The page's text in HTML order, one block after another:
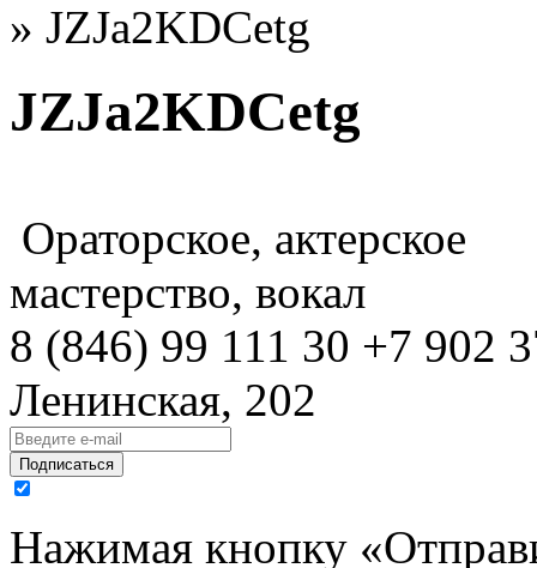
» JZJa2KDCetg
JZJa2KDCetg
Ораторское, актерское
мастерство, вокал
8 (846) 99 111 30 +7 902
Ленинская, 202
Подписаться
Нажимая кнопку